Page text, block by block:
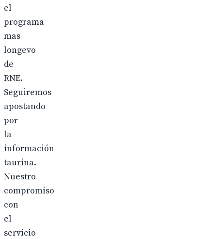
el
programa
mas
longevo
de
RNE.
Seguiremos
apostando
por
la
información
taurina.
Nuestro
compromiso
con
el
servicio